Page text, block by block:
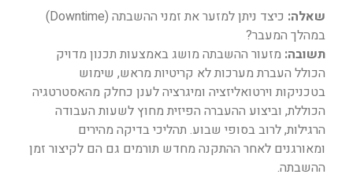
שאלה:
כיצד ניתן למזער את זמני ההשבתה (Downtime)
במהלך המעבר?
תשובה: מזעור ההשבתה מושג באמצעות תכנון מדויק
הכולל העברת מערכות לא קריטיות מראש, שימוש
בטכניקות וירטואליזציה ומיגרציה לענן כחלק מהאסטרטגיה
הכוללת, וביצוע ההעברה הפיזית מחוץ לשעות העבודה
הרגילות, לרוב בסופי שבוע. תהליכי בדיקה מהירים
ומאורגנים לאחר ההתקנה מחדש תורמים גם הם לקיצור זמן
ההשבתה.